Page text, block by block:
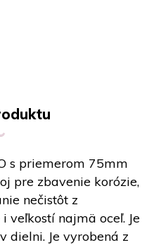
s priemerom 75mm
pre zbavenie korózie,
nečistôt z
veľkostí najmä oceľ. Je
dielni. Je vyrobená z